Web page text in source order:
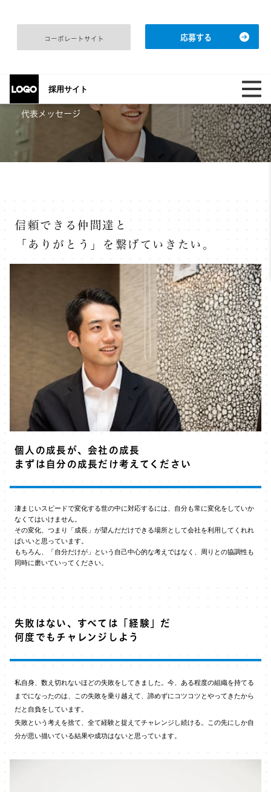
コーポレートサイト 応募する
採用サイト
代表メッセージ
信頼できる仲間達と
「ありがとう」を繋げていきたい。
個人の成長が、会社の成長
まずは自分の成長だけ考えてください
凄まじいスピードで変化する世の中に対応するには、自分も常に変化をしていか
なくてはいけません。
その変化、つまり「成長」が望んだだけできる場所として会社を利用してくれれ
ばいいと思っています。
もちろん、「自分だけが」という自己中心的な考えではなく、周りとの協調性も
同時に磨いていってください。
失敗はない、すべては「経験」だ
何度でもチャレンジしよう
私自身、数え切れないほどの失敗をしてきました。今、ある程度の組織を持てる
までになったのは、この失敗を乗り越えて、諦めずにコツコツとやってきたから
だと自負をしています。
失敗という考えを捨て、全て経験と捉えてチャレンジし続ける。この先にしか自
分が思い描いている結果や成功はないと思っています。